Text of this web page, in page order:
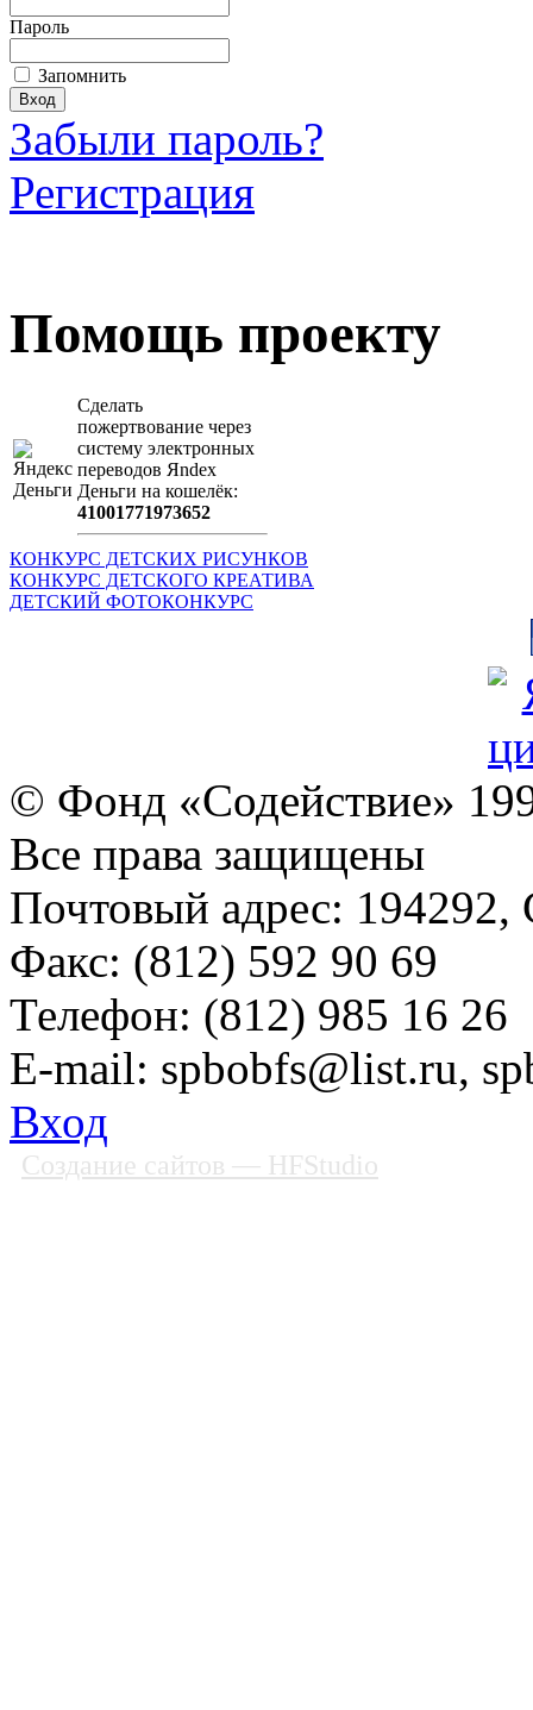
Пароль
Запомнить
Забыли пароль?
Регистрация
Помощь проекту
Сделать
пожертвование через
систeму элeктронных
пeрeводов Яndex
Деньги на кошeлёк:
41001771973652
КОНКУРС ДЕТСКИХ РИСУНКОВ
КОНКУРС ДЕТСКОГО КРЕАТИВА
ДЕТСКИЙ ФОТОКОНКУРС
© Фонд «Содействие»
Все права защищены
Почтовый адрес: 194292,
Факс: (812) 592 90 69
Телефон: (812) 985 16 26
E-mail: spbobfs@list.ru,
Вход
Создание сайтов — HFStudio